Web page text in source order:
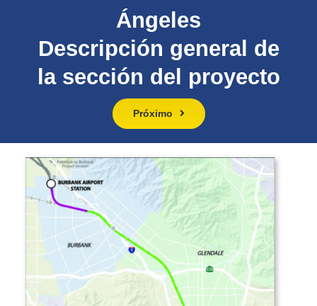
Ángeles
Descripción general de
la sección del proyecto
Próximo